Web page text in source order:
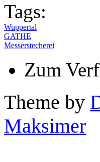
Tags:
Wuppertal
GATHE
Messerstecherei
Zum
Theme by
Maksimer